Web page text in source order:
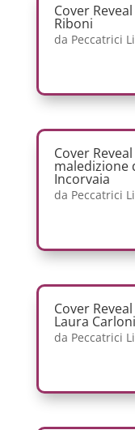
Cover
Riboni
da Peccatrici
Cover
maledizione
Incorvaia
da Peccatrici
Cover
Laura Carloni
da Peccatrici